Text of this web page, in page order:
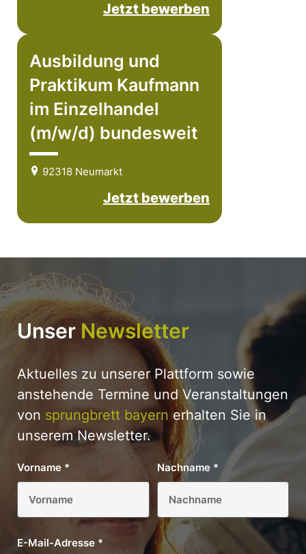
Jetzt bewerben
Ausbildung und
Praktikum Kaufmann
im Einzelhandel
(m/w/d) bundesweit
92318 Neumarkt
Jetzt bewerben
Unser Newsletter
Aktuelles zu unserer Plattform sowie
anstehende Termine und Veranstaltungen
von sprungbrett bayernerhalten Sie in
unserem Newsletter.
Vorname * Nachname *
E-Mail-Adresse *